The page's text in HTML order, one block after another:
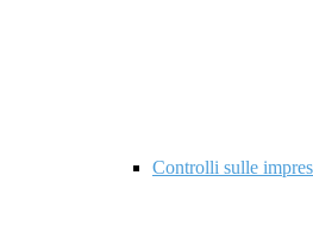
Controlli sulle